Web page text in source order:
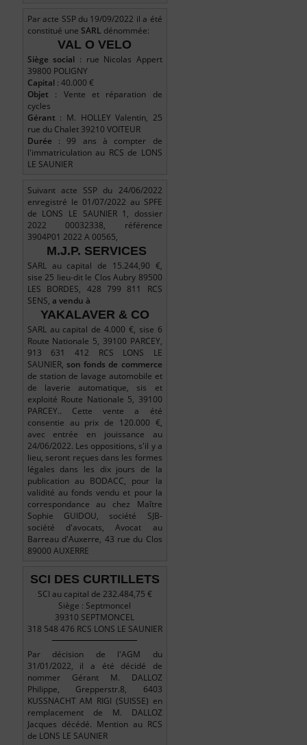
Par acte SSP du 19/09/2022 il a été
constitué une SARL dénommée:
VAL O VELO
Siège social : rue Nicolas Appert
39800 POLIGNY
Capital: 40.000 €
Objet : Vente et réparation de
cycles
Gérant : M. HOLLEY Valentin, 25
rue du Chalet 39210 VOITEUR
Durée : 99 ans à compter de
l'immatriculation au RCS de LONS
LE SAUNIER
Suivant acte SSP du 24/06/2022
enregistré le 01/07/2022 au SPFE
de LONS LE SAUNIER 1, dossier
2022 00032338, référence
3904P01 2022 A 00565,
M.J.P. SERVICES
SARL au capital de 15.244,90 €,
sise 25 lieu-dit le Clos Aubry 89500
LES BORDES, 428 799 811 RCS
SENS, a vendu à
YAKALAVER & CO
SARL au capital de 4.000 €, sise 6
Route Nationale 5, 39100 PARCEY,
913 631 412 RCS LONS LE
SAUNIER, son fonds de commerce
de station de lavage automobile et
de laverie automatique, sis et
exploité Route Nationale 5, 39100
PARCEY.. Cette vente a été
consentie au prix de 120.000 €,
avec entrée en jouissance au
24/06/2022. Les oppositions, s'il y a
lieu, seront reçues dans les formes
légales dans les dix jours de la
publication au BODACC, pour la
validité au fonds vendu et pour la
correspondance au chez Maître
Sophie GUIDOU, société SJB-
société d'avocats, Avocat au
Barreau d'Auxerre, 43 rue du Clos
89000 AUXERRE
SCI DES CURTILLETS
SCI au capital de 232.484,75 €
Siège : Septmoncel
39310 SEPTMONCEL
318 548 476 RCS LONS LE SAUNIER
Par décision de l'AGM du
31/01/2022, il a été décidé de
nommer Gérant M. DALLOZ
Philippe, Grepperstr.8, 6403
KUSSNACHT AM RIGI (SUISSE) en
remplacement de M. DALLOZ
Jacques décédé. Mention au RCS
de LONS LE SAUNIER